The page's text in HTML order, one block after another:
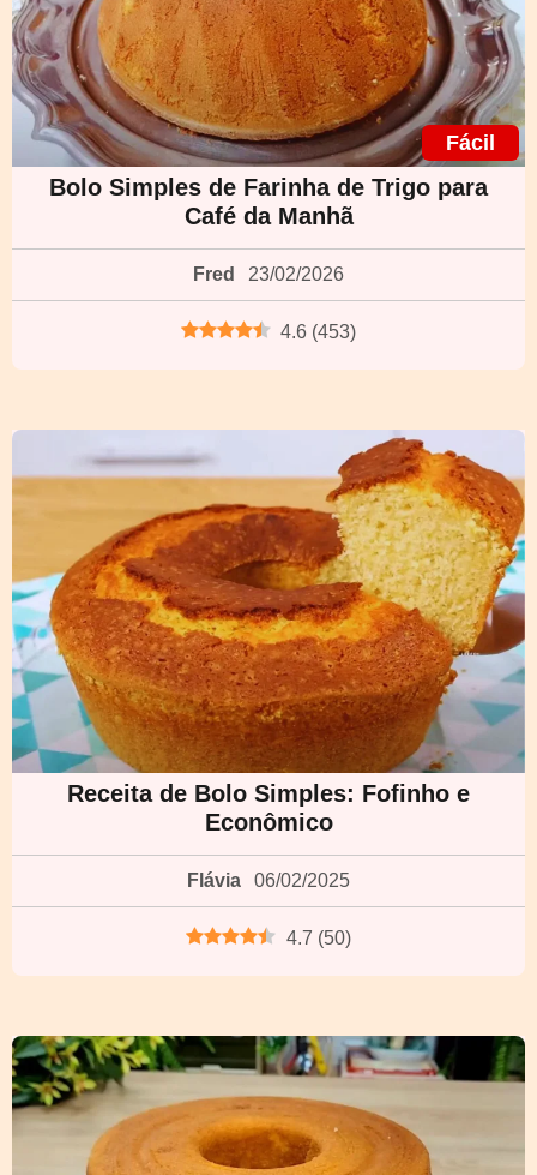
Fácil
Bolo Simples de Farinha de Trigo para
Café da Manhã
Fred 23/02/2026
4.6 (453)
Receita de Bolo Simples: Fofinho e
Econômico
Flávia 06/02/2025
4.7 (50)